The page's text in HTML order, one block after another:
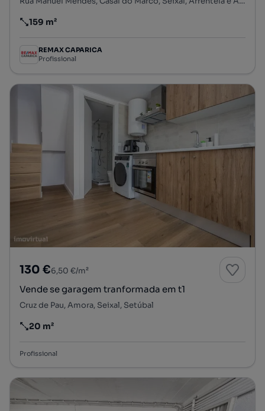
Preço por metro quadrado
159 m²
REMAX CAPARICA
Profissional
130 €6,50 €/m²
Vende se garagem tranformada em t1
Cruz de Pau, Amora, Seixal, Setúbal
Preço por metro quadrado
20 m²
Profissional